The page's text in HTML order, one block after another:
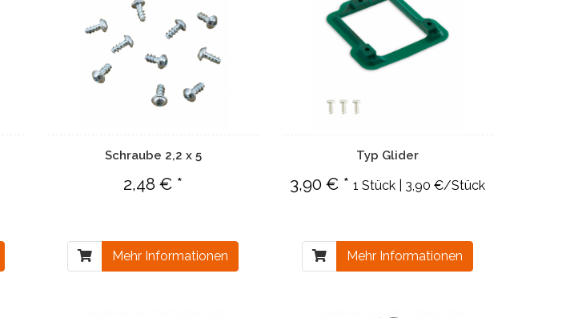
Schraube 2,2 x 5
2,48 € *
Mehr Informationen
Typ Glider
3,90 € * 1 Stück | 3,90 €/Stück
Mehr Informationen